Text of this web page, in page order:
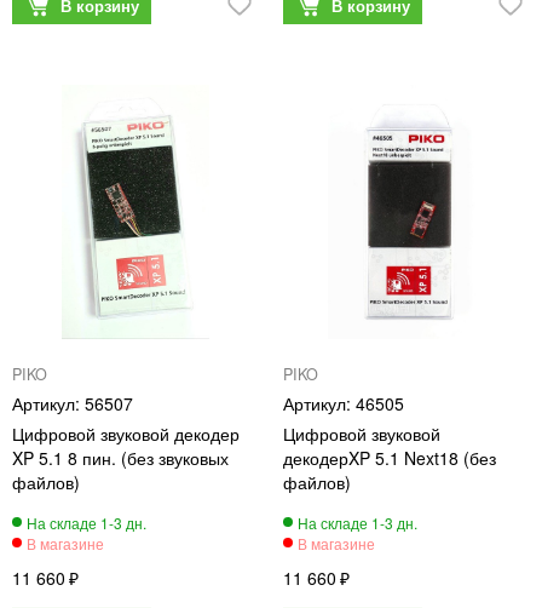
PIKO
56507
Цифровой звуковой декодер
XP 5.1 8 пин. (без звуковых
файлов)
11 660
PIKO
46505
Цифровой звуковой
декодерXP 5.1 Next18 (без
файлов)
11 660